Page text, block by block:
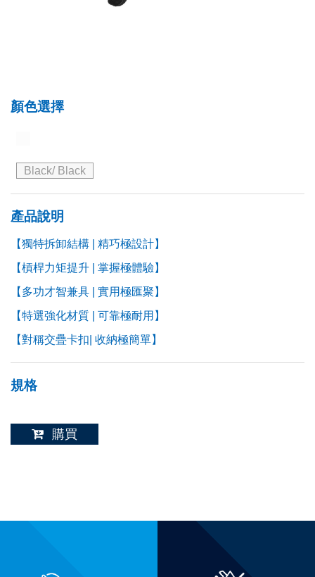
顏色選擇
Black/ Black
產品說明
【獨特拆卸結構 | 精巧極設計】
【槓桿力矩提升 | 掌握極體驗】
【多功才智兼具 | 實用極匯聚】
【特選強化材質 | 可靠極耐用】
【對稱交疊卡扣| 收納極簡單】
規格
購買